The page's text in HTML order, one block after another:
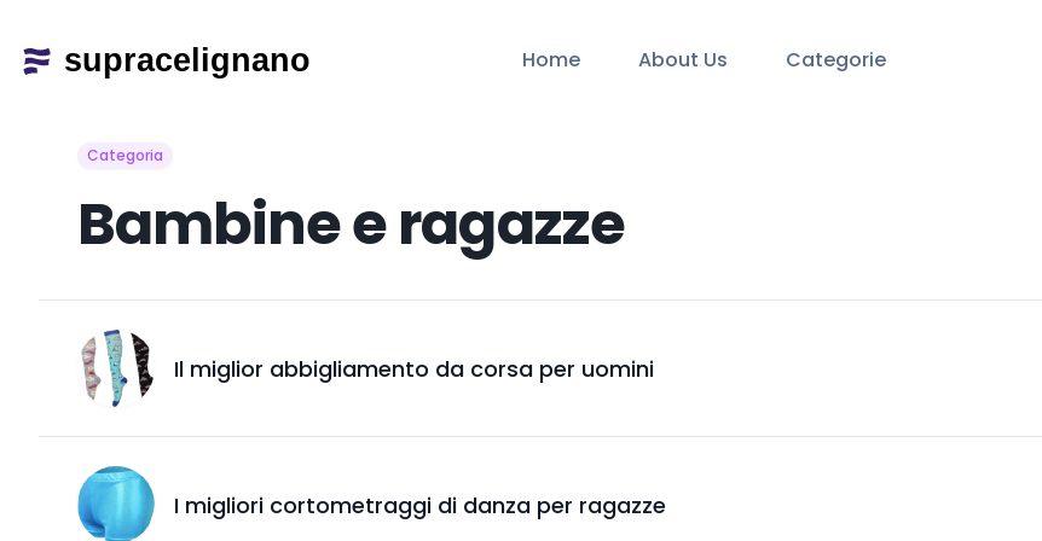
Home About Us Categorie
Categoria
Bambine e ragazze
Il miglior abbigliamento da corsa per uomini
I migliori cortometraggi di danza per ragazze